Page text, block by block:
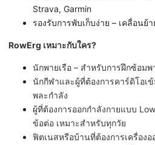
Strava, Garmin
รองรับการพับเก็บง่าย – เคลื่อน
RowErg เหมาะกับใคร?
นักพายเรือ – สำหรับการฝึกซ้อมพ
นักกีฬาและผู้ที่ต้องการคาร์ดิโอเ
พละกำลัง
ผู้ที่ต้องการออกกำลังกายแบบ
ข้อต่อ เหมาะสำหรับทุกวัย
ฟิตเนสหรือบ้านที่ต้องการเครื่อง